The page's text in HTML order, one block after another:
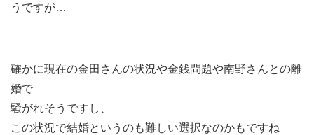
うですが…
確かに現在の金田さんの状況や金銭問題や南野さんとの離
婚で
騒がれそうですし、
この状況で結婚というのも難しい選択なのかもですね